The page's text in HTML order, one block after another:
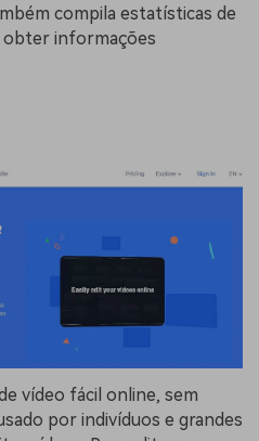
compila estatísticas de
obter informações
vídeo fácil online, sem
por indivíduos e grandes